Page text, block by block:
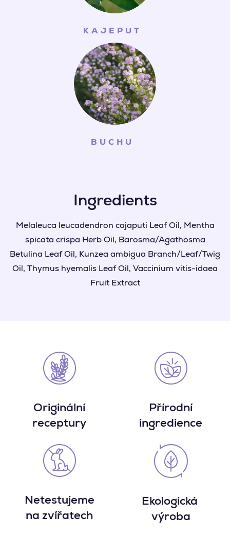
KAJEPUT
BUCHU
Ingredients
Melaleuca leucadendron cajaputi Leaf Oil, Mentha
spicata crispa Herb Oil, Barosma/Agathosma
Betulina Leaf Oil, Kunzea ambigua Branch/Leaf/Twig
Oil, Thymus hyemalis Leaf Oil, Vaccinium vitis-idaea
Fruit Extract
Originální
receptury
Přírodní
ingredience
Netestujeme
na zvířatech
Ekologická
výroba